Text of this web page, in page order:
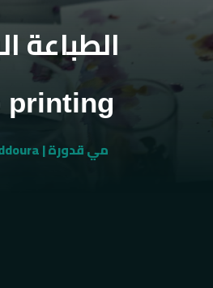
الطباعة
printing
Mai Qaddoura | مي قدورة